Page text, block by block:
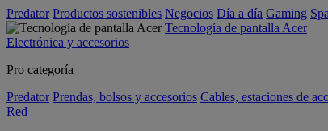
Predator Productos sostenibles Negocios Día a día Gaming
Tecnología de pantalla Acer
Electrónica y accesorios
Pro categoría
Predator Prendas, bolsos y accesorios Cables, estaciones de
Red